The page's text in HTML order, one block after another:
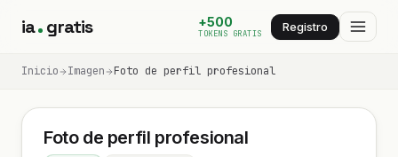
ia gratis +500
TOKENS GRATIS Registro
Inicio Imagen Foto de perfil profesional
Foto de perfil profesional